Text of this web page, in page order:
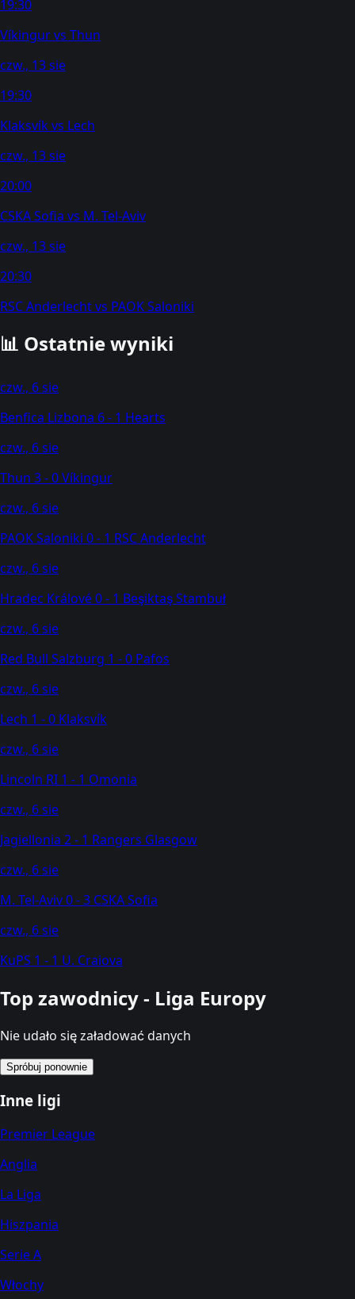
19:30
Víkingurvs Thun
czw., 13 sie
19:30
Klaksvík vs Lech
czw., 13 sie
20:00
CSKA Sofia vs M. Tel-Aviv
czw., 13 sie
20:30
RSC Anderlechtvs PAOK Saloniki
📊 Ostatnie wyniki
czw., 6 sie
Benfica Lizbona 6 - 1 Hearts
czw., 6 sie
Thun 3 - 0Víkingur
czw., 6 sie
PAOK Saloniki 0 - 1 RSC Anderlecht
czw., 6 sie
Hradec Králové0 - 1 Beşiktaş Stambuł
czw., 6 sie
Red Bull Salzburg 1 - 0 Pafos
czw., 6 sie
Lech 1 - 0 Klaksvík
czw., 6 sie
Lincoln RI 1 - 1 Omonia
czw., 6 sie
Jagiellonia 2 - 1 Rangers Glasgow
czw., 6 sie
M. Tel-Aviv0 - 3 CSKA Sofia
czw., 6 sie
KuPS 1 - 1 U. Craiova
Top zawodnicy - Liga Europy
Nie udało się załadować danych
Spróbuj ponownie
Inne ligi
Premier League
Anglia
La Liga
Hiszpania
Serie A
Włochy